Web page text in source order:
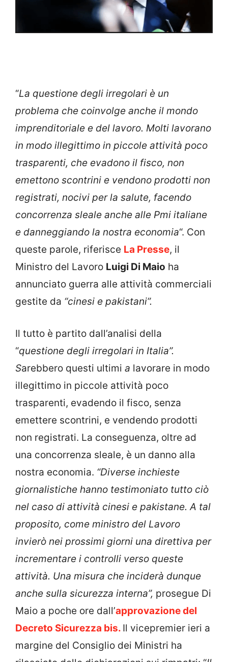
“La questione degli irregolari è un
problema che coinvolge anche il mondo
imprenditoriale e del lavoro. Molti lavorano
in modo illegittimo in piccole attività poco
trasparenti, che evadono il fisco, non
emettono scontrini e vendono prodotti non
registrati, nocivi per la salute, facendo
concorrenza sleale anche alle Pmi italiane
e danneggiando la nostra economia“. Con
queste parole, riferisce La Presse, il
Ministro del Lavoro Luigi Di Maio ha
annunciato guerra alle attività commerciali
gestite da “cinesi e pakistani”.
Il tutto è partito dall’analisi della
“questione degli irregolari in Italia”.
Sarebbero questi ultimi a lavorare in modo
illegittimo in piccole attività poco
trasparenti, evadendo il fisco, senza
emettere scontrini, e vendendo prodotti
non registrati. La conseguenza, oltre ad
una concorrenza sleale, è un danno alla
nostra economia. “Diverse inchieste
giornalistiche hanno testimoniato tutto ciò
nel caso di attività cinesi e pakistane. A tal
proposito, come ministro del Lavoro
invierò nei prossimi giorni una direttiva per
incrementare i controlli verso queste
attività. Una misura che inciderà dunque
anche sulla sicurezza interna”, prosegue Di
Maio a poche ore dall’approvazione del
Decreto Sicurezza bis. Il vicepremier ieri a
margine del Consiglio dei Ministri ha